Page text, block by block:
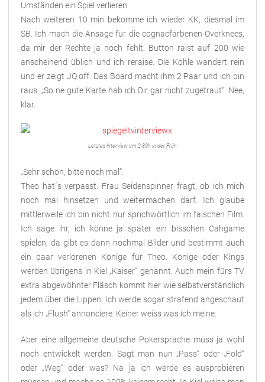
Umständen ein Spiel verlieren.
Nach weiteren 10 min bekomme ich wieder KK, diesmal im
SB. Ich mach die Ansage für die cognacfarbenen Overknees,
da mir der Rechte ja noch fehlt. Button raist auf 200 wie
anscheinend üblich und ich reraise. Die Kohle wandert rein
und er zeigt JQ off. Das Board macht ihm 2 Paar und ich bin
raus. „So ne gute Karte hab ich Dir gar nicht zugetraut“. Nee,
klar.
Letztes Interview um 2.30h in der Früh
„Sehr schön, bitte noch mal“.
Theo hat´s verpasst. Frau Seidenspinner fragt, ob ich mich
noch mal hinsetzen und weitermachen darf. Ich glaube
mittlerweile ich bin nicht nur sprichwörtlich im falschen Film.
Ich sage ihr, ich könne ja später ein bisschen Cahgame
spielen, da gibt es dann nochmal Bilder und bestimmt auch
ein paar verlorenen Könige für Theo. Könige oder Kings
werden übrigens in Kiel „Kaiser“ genannt. Auch mein fürs TV
extra abgewöhnter Fläsch kommt hier wie selbstverständlich
jedem über die Lippen. Ich werde sogar strafend angeschaut
als ich „Flush“ annonciere. Keiner weiss was ich meine.
Aber eine allgemeine deutsche Pokersprache muss ja wohl
noch entwickelt werden. Sagt man nun „Pass“ oder „Fold“
oder „Weg“ oder was? Na ja ich werde es ausprobieren